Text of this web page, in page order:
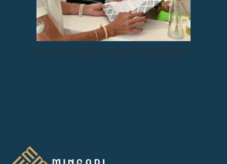
recepcion en Toledo | Clinica Dental Mingari